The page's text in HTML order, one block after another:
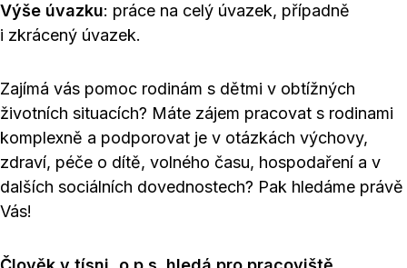
Výše úvazku: práce na celý úvazek, případně
i zkrácený úvazek.
Zajímá vás pomoc rodinám s dětmi v obtížných
životních situacích? Máte zájem pracovat s rodinami
komplexně a podporovat je v otázkách výchovy,
zdraví, péče o dítě, volného času, hospodaření a v
dalších sociálních dovednostech? Pak hledáme právě
Vás!